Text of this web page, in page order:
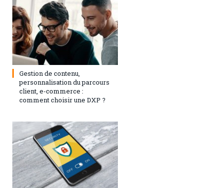
3 septembre 2024
Gestion de contenu,
personnalisation du parcours
client, e-commerce :
comment choisir une DXP ?
1 août 2023